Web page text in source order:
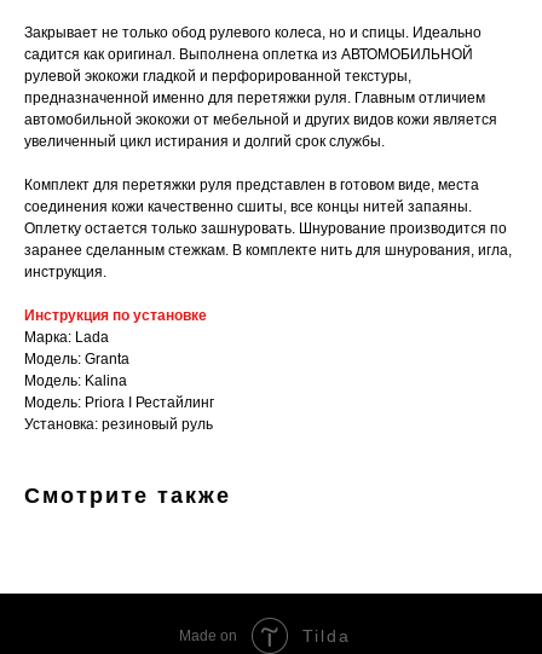
Закрывает не только обод рулевого колеса, но и спицы. Идеально
садится как оригинал. Выполнена оплетка из АВТОМОБИЛЬНОЙ
рулевой экокожи гладкой и перфорированной текстуры,
предназначенной именно для перетяжки руля. Главным отличием
автомобильной экокожи от мебельной и других видов кожи является
увеличенный цикл истирания и долгий срок службы.
Комплект для перетяжки руля представлен в готовом виде, места
соединения кожи качественно сшиты, все концы нитей запаяны.
Оплетку остается только зашнуровать. Шнурование производится по
заранее сделанным стежкам. В комплекте нить для шнурования, игла,
инструкция.
Инструкция по установке
Марка: Lada
Модель: Granta
Модель: Kalina
Модель: Priora I Рестайлинг
Установка: резиновый руль
Смотрите также
Made on Tilda